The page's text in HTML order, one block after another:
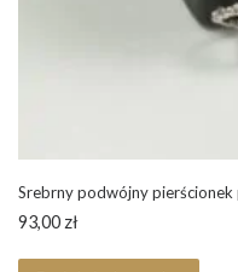
Srebrny podwójny
93,00 zł